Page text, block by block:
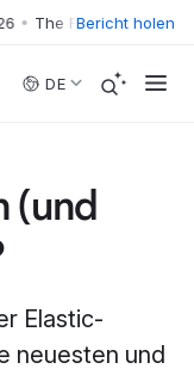
The Forrester Wave™:
Bericht holen
DE
(und
Elastic-
neuesten und